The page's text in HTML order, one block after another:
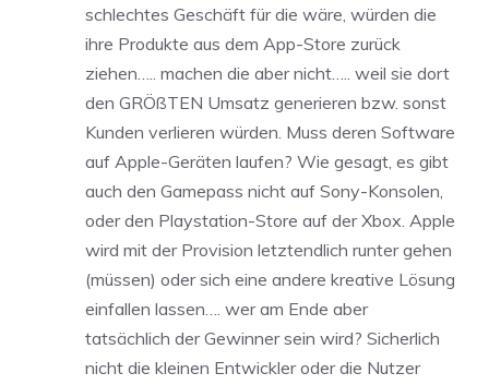
schlechtes Geschäft für die wäre, würden die
ihre Produkte aus dem App-Store zurück
ziehen….. machen die aber nicht….. weil sie dort
den GRÖßTEN Umsatz generieren bzw. sonst
Kunden verlieren würden. Muss deren Software
auf Apple-Geräten laufen? Wie gesagt, es gibt
auch den Gamepass nicht auf Sony-Konsolen,
oder den Playstation-Store auf der Xbox. Apple
wird mit der Provision letztendlich runter gehen
(müssen) oder sich eine andere kreative Lösung
einfallen lassen…. wer am Ende aber
tatsächlich der Gewinner sein wird? Sicherlich
nicht die kleinen Entwickler oder die Nutzer